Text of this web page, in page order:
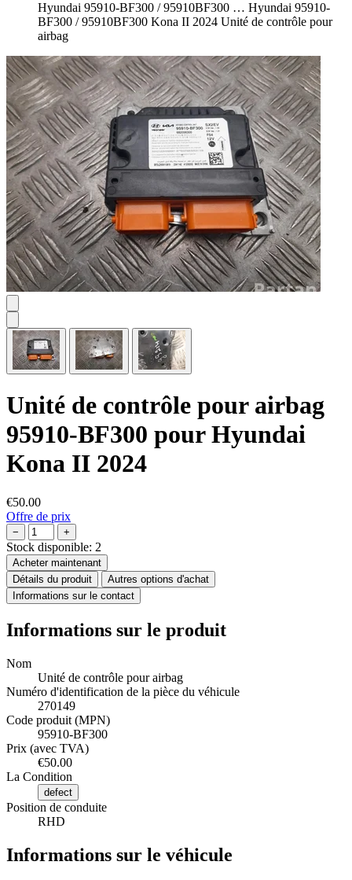
Hyundai 95910-BF300 / 95910BF300 … Hyundai 95910-
BF300 / 95910BF300 Kona II 2024 Unité de contrôle pour
airbag
Unité de contrôle pour airbag
95910-BF300 pour Hyundai
Kona II 2024
€50.00
Offre de prix
− +
Stock disponible: 2
Acheter maintenant
Détails du produit
Autres options d'achat
Informations sur le contact
Informations sur le produit
Nom
Unité de contrôle pour airbag
Numéro d'identification de la pièce du véhicule
270149
Code produit (MPN)
95910-BF300
Prix (avec TVA)
€50.00
La Condition
defect
Position de conduite
RHD
Informations sur le véhicule